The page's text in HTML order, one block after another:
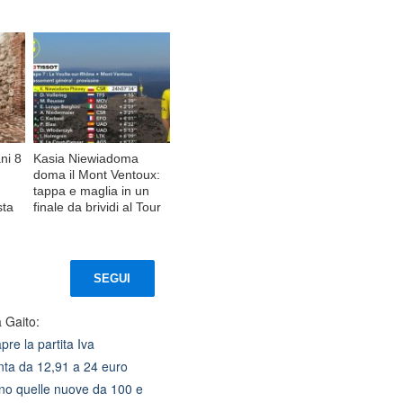
8
Kasia Niewiadoma
doma il Mont Ventoux:
tappa e maglia in un
finale da brividi al Tour
SEGUI
Gaito:
la partita Iva
da 12,91 a 24 euro
quelle nuove da 100 e